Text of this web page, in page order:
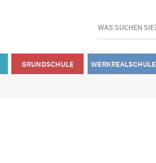
GRUNDSCHULE WERKREALSCHULE